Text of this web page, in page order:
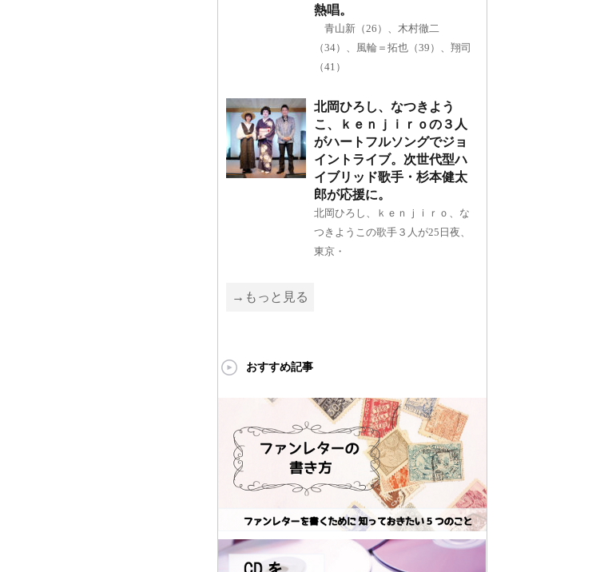
熱唱。
青山新（26）、木村徹二
（34）、風輪＝拓也（39）、翔司
（41）
北岡ひろし、なつきよう
こ、ｋｅｎｊｉｒｏの３人
がハートフルソングでジョ
イントライブ。次世代型ハ
イブリッド歌手・杉本健太
郎が応援に。
北岡ひろし、ｋｅｎｊｉｒｏ、な
つきようこの歌手３人が25日夜、
東京・
→もっと見る
おすすめ記事